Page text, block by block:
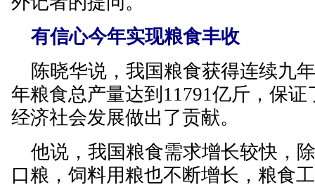
有信心今年实现粮食丰收
陈晓华说，我国粮食获得连续九
年粮食总产量达到11791亿斤，保
经济社会发展做出了贡献。
他说，我国粮食需求增长较快，
口粮，饲料用粮也不断增长，粮食